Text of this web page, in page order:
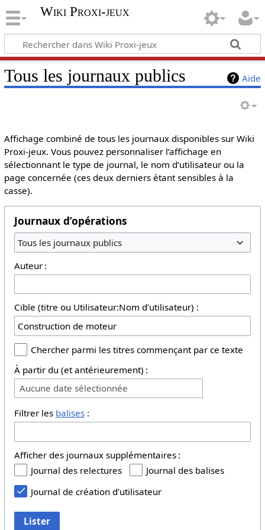
Wiki Proxi-jeux
Aide
Tous les journaux publics
Affichage combiné de tous les journaux disponibles sur Wiki
Proxi-jeux. Vous pouvez personnaliser l’affichage en
sélectionnant le type de journal, le nom d’utilisateur ou la
page concernée (ces deux derniers étant sensibles à la
casse).
Journaux d’opérations
Tous les journaux publics
Auteur :
Cible (titre ou Utilisateur:Nom d’utilisateur) :
Chercher parmi les titres commençant par ce texte
À partir du (et antérieurement) :
Aucune date sélectionnée
Filtrer les balises:
Afficher des journaux supplémentaires :
Journal des relectures
Journal des balises
Journal de création d’utilisateur
Lister